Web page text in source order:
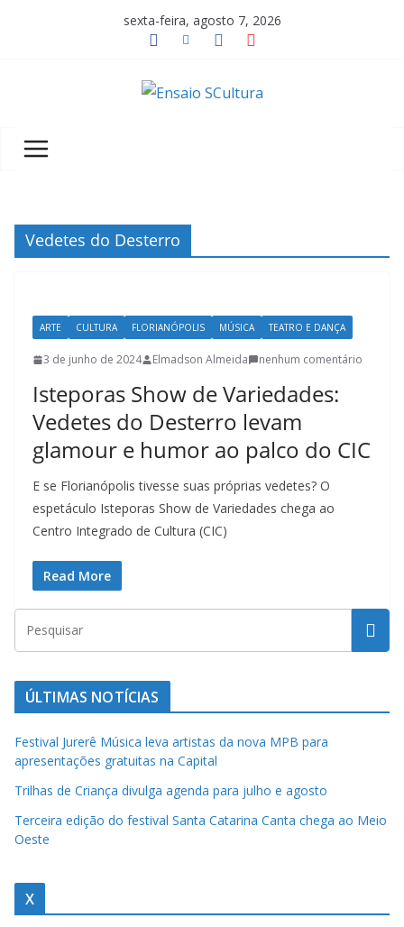
sexta-feira, agosto 7, 2026
z
a
c
u
l
u
r
a
c
a
r
e
n
s
e
a
u
i
Vedetes do Desterro
ARTE CULTURA FLORIANÓPOLIS MÚSICA TEATRO E DANÇA
3 de junho de 2024 Elmadson Almeida nenhum comentário
Isteporas Show de Variedades:
Vedetes do Desterro levam
glamour e humor ao palco do CIC
E se Florianópolis tivesse suas próprias vedetes? O
espetáculo Isteporas Show de Variedades chega ao
Centro Integrado de Cultura (CIC)
Read More
ÚLTIMAS NOTÍCIAS
Festival Jurerê Música leva artistas da nova MPB para
apresentações gratuitas na Capital
Trilhas de Criança divulga agenda para julho e agosto
Terceira edição do festival Santa Catarina Canta chega ao Meio
Oeste
X